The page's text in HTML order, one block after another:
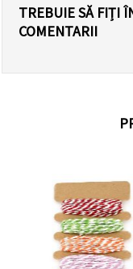
TREBUIE SĂ FIȚI
COMENTARII